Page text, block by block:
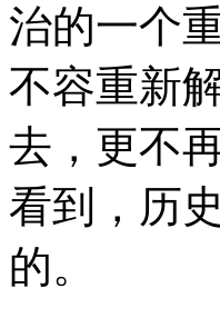
治的一个
不容重新
去，更不
看到，历
的。